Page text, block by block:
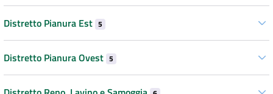
Distretto Pianura Est 5
Distretto Pianura Ovest 5